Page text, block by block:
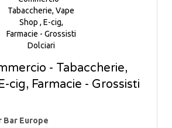
- Tabaccherie,
cig, Farmacie - Grossisti
Bar Europe